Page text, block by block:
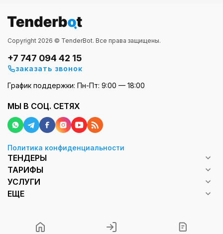
Copyright 2026 © TenderBot. Все права защищены.
+7 747 094 42 15
заказать звонок
График поддержки: Пн-Пт: 9:00 — 18:00
МЫ В СОЦ. СЕТЯХ
Политика конфиденциальности
ТЕНДЕРЫ
ТАРИФЫ
УСЛУГИ
ЕЩЕ